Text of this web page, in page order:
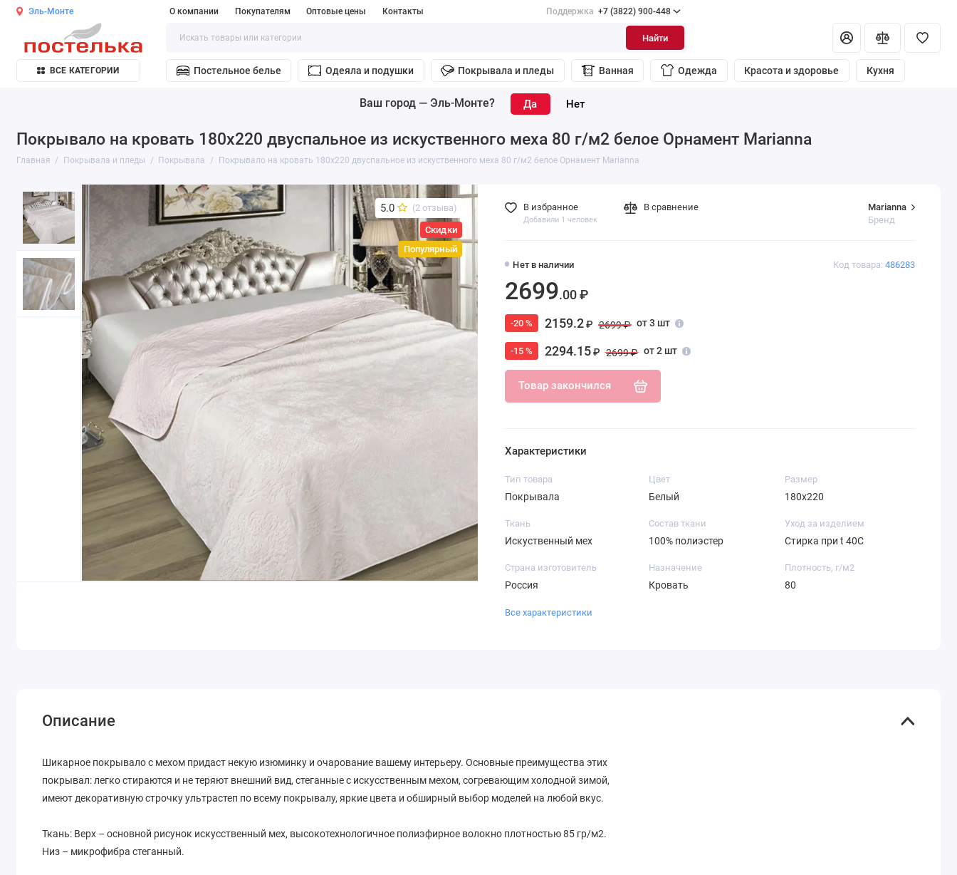
Эль-Монте О компании Покупателям Оптовые цены Контакты Поддержка +7 (3822) 900-448
Найти
ВСЕ КАТЕГОРИИ Постельное белье Одеяла и подушки Покрывала и пледы Ванная Одежда Красота и здоровье Кухня
Ваш город — Эль-Монте?
Покрывало на кровать 180х220 двуспальное из искуственного меха 80 г/м2 белое Орнамент Marianna
Главная Покрывала и пледы Покрывала Покрывало на кровать 180х220 двуспальное из искуственного меха 80 г/м2 белое Орнамент Marianna
5.0 (2 отзыва)
Скидки
Популярный
Код товара: 486283
Marianna
Бренд
Нет в наличии
2699.00 ₽
-20 % 2159.2₽ 2699 ₽ от 3 шт
-15 % 2294.15₽ 2699 ₽ от 2 шт
Товар закончился
В избранное
Добавили 1 человек
В сравнение
Характеристики
Тип товара
Покрывала
Цвет
Белый
Размер
180х220
Ткань
Искуственный мех
Состав ткани
100% полиэстер
Уход за изделием
Стирка при t 40С
Страна изготовитель
Россия
Назначение
Кровать
Плотность, г/м2
80
Все характеристики
Описание
Шикарное покрывало с мехом придаст некую изюминку и очарование вашему интерьеру. Основные преимущества этих
покрывал: легко стираются и не теряют внешний вид, стеганные с искусственным мехом, согревающим холодной зимой,
имеют декоративную строчку ультрастеп по всему покрывалу, яркие цвета и обширный выбор моделей на любой вкус.
Ткань: Верх – основной рисунок искусственный мех, высокотехнологичное полиэфирное волокно плотностью 85 гр/м2.
Низ – микрофибра стеганный.